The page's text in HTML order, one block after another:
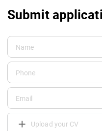
Submit
Upload your CV